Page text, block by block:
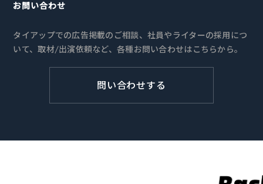
お問い合わせ
タイアップでの広告掲載のご相談、社員やライターの採用につ
いて、取材/出演依頼など、各種お問い合わせはこちらから。
問い合わせする